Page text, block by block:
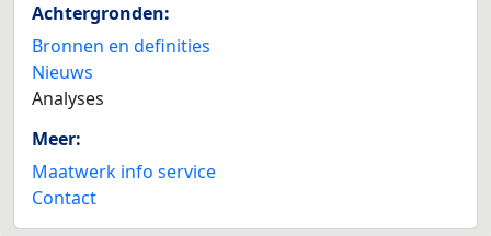
Achtergronden:
Bronnen en definities
Nieuws
Analyses
Meer:
Maatwerk info service
Contact